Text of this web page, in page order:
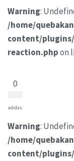
Warning:
/home/
content/
reaction.phpon
0
adidas
Warning:
/home/
content/